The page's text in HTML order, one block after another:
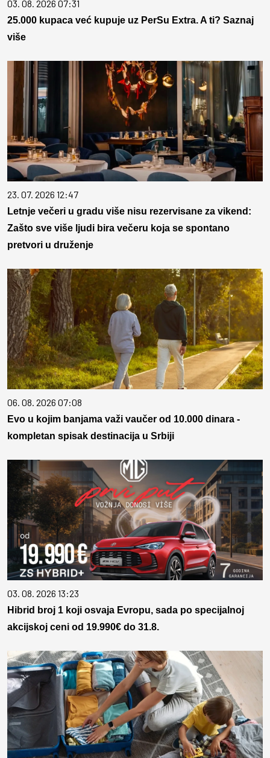
03. 08. 2026 07:31
25.000 kupaca već kupuje uz PerSu Extra. A ti? Saznaj
više
23. 07. 2026 12:47
Letnje večeri u gradu više nisu rezervisane za vikend:
Zašto sve više ljudi bira večeru koja se spontano
pretvori u druženje
06. 08. 2026 07:08
Evo u kojim banjama važi vaučer od 10.000 dinara -
kompletan spisak destinacija u Srbiji
03. 08. 2026 13:23
Hibrid broj 1 koji osvaja Evropu, sada po specijalnoj
akcijskoj ceni od 19.990€ do 31.8.